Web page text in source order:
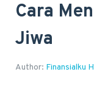
Cara
Jiwa
Author: Finansialku